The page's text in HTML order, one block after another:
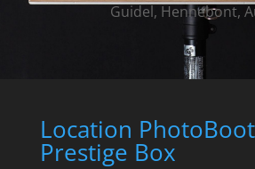
Guidel, Hennebont,
Location
Prestige Box